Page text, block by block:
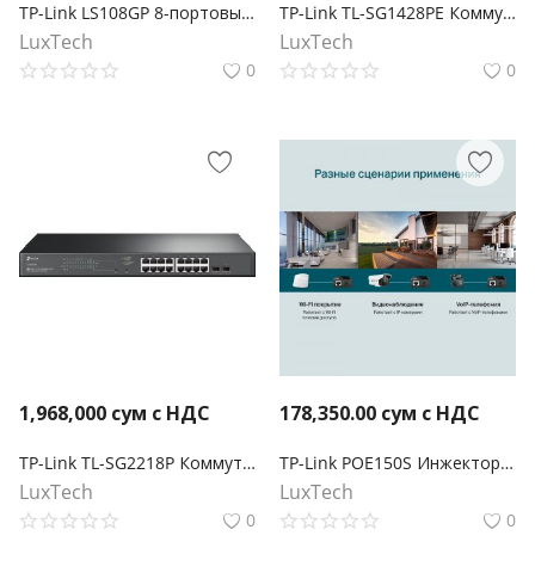
TP-Link LS108GP 8-портовый гигабитный настольный коммутатор с 8 портами PoE+
LuxTech
0
TP-Link TL-SG1428PE Коммутатор Easy Smart с 26 гигабитными портами RJ45 (24 порта PoE+) и 2 портами SFP
LuxTech
0
1,968,000 сум с НДС
TP-Link TL-SG2218P Коммутатор JetStream Smart с 16 гигабитными портами PoE+ и 2 портами SFP
LuxTech
0
178,350.00 сум с НДС
TP-Link POE150S Инжектор PoE
LuxTech
0